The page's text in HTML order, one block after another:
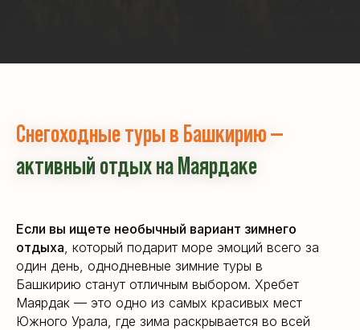
Снегоходные туры в Башкирию —
активный отдых на Маярдаке
Если вы ищете необычный вариант зимнего
отдыха , который подарит море эмоций всего за
один день, однодневные зимние туры в
Башкирию станут отличным выбором. Хребет
Маярдак — это одно из самых красивых мест
Южного Урала, где зима раскрывается во всей